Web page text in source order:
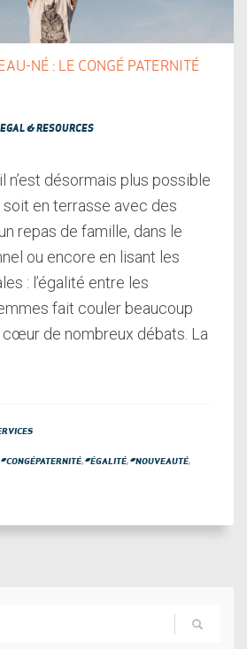
NÉ : LE CONGÉ PATERNITÉ
& RESOURCES
n’est désormais plus possible
soit en terrasse avec des
repas de famille, dans le
ou encore en lisant les
: l’égalité entre les
fait couler beaucoup
cœur de nombreux débats. La
#CONGÉPATERNITÉ,#ÉGALITÉ,#NOUVEAUTÉ,